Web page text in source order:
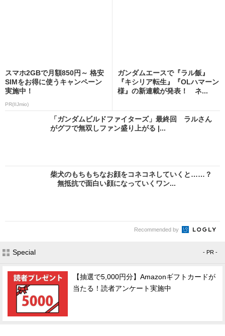
スマホ2GBで月額850円～ 格安
SIMをお得に使うキャンペーン
実施中！
PR(IIJmio)
ガンダムエースで『ラル飯』
『キシリア転生』『OLハマーン
様』の新連載が発表！ ネ...
「ガンダムビルドファイターズ」最終回 ラルさん
がグフで無双しファン盛り上がる |...
柴犬のもちもちなお顔をコネコネしていくと……？
無抵抗で面白い顔になっていくワン...
Recommended by
Special - PR -
【抽選で5,000円分】Amazonギフトカードが
当たる！読者アンケート実施中